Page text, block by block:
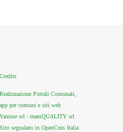
Credits
Realizzazione Portali Comunali,
app per comuni e siti web
Yamme srl - teamQUALITY srl
Sito segnalato in OpenCms Italia